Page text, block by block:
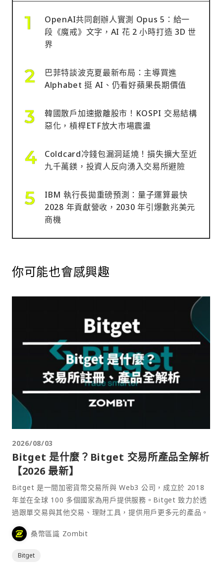
OpenAI共同創辦人實測 Opus 5：給一
段《魔戒》文字，AI 花 2 小時打造 3D 世
界
巴菲特談波克夏最新布局：主導買進
Alphabet 挺 AI、仍看好蘋果長期價值
韓國散戶加速撤離股市！KOSPI 交易結構
惡化，槓桿ETF放大市場震盪
Coldcard冷錢包漏洞延燒！損失擴大至近
九千萬鎂，投資人反向湧入交易所避險
IBM 執行長拋重磅預測：量子運算最快
2028 年貢獻營收，2030 年引爆數兆美元
商機
你可能也會感興趣
2026/08/03
Bitget 是什麼？Bitget 交易所產品全解析
【2026 最新】
Bitget 是一間加密貨幣交易所與 Web3 公司，成立於 2018
年並在全球 100 多個國家為用戶提供服務。Bitget 致力於透
過跟單交易與其他交易、理財工具，提供用戶更多元的產品。
桑幣區識 Zombit
Bitget